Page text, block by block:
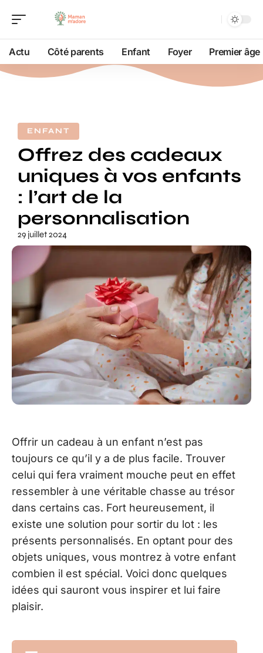
Actu Côté parents Enfant Foyer Premier âge
ENFANT
Offrez des cadeaux
uniques à vos enfants
: l’art de la
personnalisation
29 juillet 2024
Offrir un cadeau à un enfant n’est pas
toujours ce qu’il y a de plus facile. Trouver
celui qui fera vraiment mouche peut en effet
ressembler à une véritable chasse au trésor
dans certains cas. Fort heureusement, il
existe une solution pour sortir du lot : les
présents personnalisés. En optant pour des
objets uniques, vous montrez à votre enfant
combien il est spécial. Voici donc quelques
idées qui sauront vous inspirer et lui faire
plaisir.